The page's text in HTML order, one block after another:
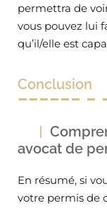
permettra de
vous pouvez lui
qu’il/elle est
Conclusion
avocat de
En résumé, si
votre permis de